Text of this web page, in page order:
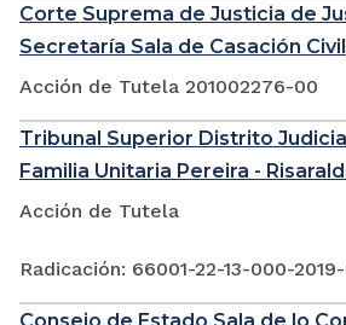
Corte Suprema de Justicia de
Secretaría Sala de Casación Civil
Acción de Tutela 201002276-00
Tribunal Superior Distrito
Familia Unitaria Pereira -
Acción de Tutela
Radicación: 66001-22-13-000-